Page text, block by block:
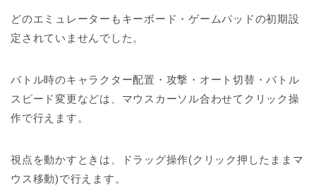
どのエミュレーターもキーボード・ゲームパッドの初期設
定されていませんでした。
バトル時のキャラクター配置・攻撃・オート切替・バトル
スピード変更などは、マウスカーソル合わせてクリック操
作で行えます。
視点を動かすときは、ドラッグ操作(クリック押したままマ
ウス移動)で行えます。